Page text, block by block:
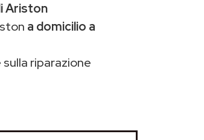
Ariston
a domicilio a
riparazione